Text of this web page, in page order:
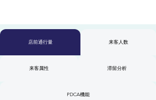
店前通行量 来客人数
来客属性 滞留分析
PDCA機能